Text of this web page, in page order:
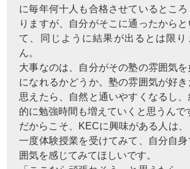
に毎年何十人も合格させているところ
りますが、自分がそこに通ったからと
て、同じように結果が出るとは限り
ん。
大事なのは、自分がその塾の雰囲気を
になれるかどうか。塾の雰囲気が好き
思えたら、自然と通いやすくなるし、
的に勉強時間も増えていくと思うんで
だからこそ、KECに興味がある人は、
一度体験授業を受けてみて、自分自身
囲気を感じてみてほしいです。